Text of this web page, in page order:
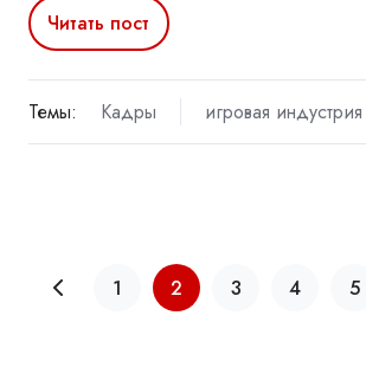
Читать пост
Темы: Кадры игровая индустрия
1 2 3 4 5